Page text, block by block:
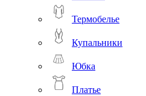
Термобелье
Купальники
Юбка
Платье